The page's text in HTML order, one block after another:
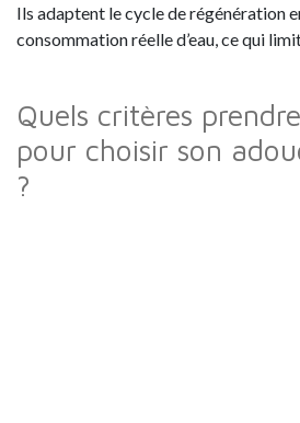
Ils adaptent le cycle de régénération
consommation réelle d’eau, ce qui
Quels critères
pour choisir son
?